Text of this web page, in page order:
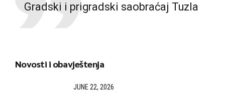
Gradski i prigradski saobraćaj Tuzla
Novosti i obavještenja
JUNE 22, 2026